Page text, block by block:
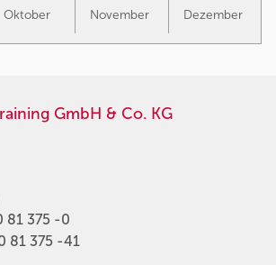
Oktober November Dezember
GmbH & Co. KG
81 375 -0
81 375 -41